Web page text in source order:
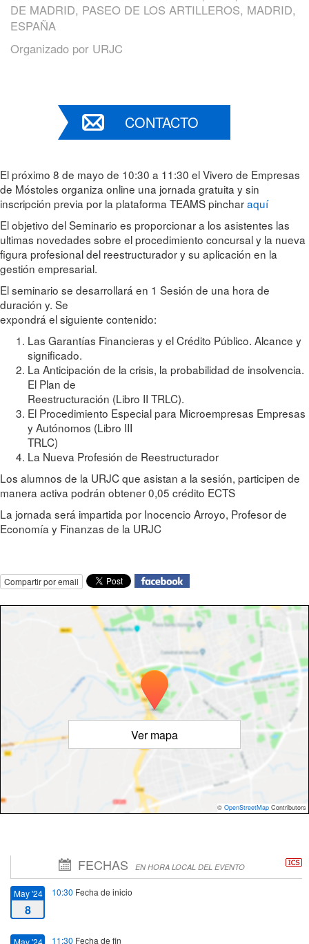
DE MADRID, PASEO DE LOS ARTILLEROS, MADRID,
ESPAÑA
Organizado por URJC
CONTACTO
El próximo 8 de mayo de 10:30 a 11:30 el Vivero de Empresas
de Móstoles organiza online una jornada gratuita y sin
inscripción previa por la plataforma TEAMS pincharaquí
El objetivo del Seminario es proporcionar a los asistentes las
ultimas novedades sobre el procedimiento concursal y la nueva
figura profesional del reestructurador y su aplicación en la
gestión empresarial.
El seminario se desarrollará en 1 Sesión de una hora de
duración y. Se
expondrá el siguiente contenido:
Las Garantías Financieras y el Crédito Público. Alcance y
significado.
La Anticipación de la crisis, la probabilidad de insolvencia.
El Plan de
Reestructuración (Libro II TRLC).
El Procedimiento Especial para Microempresas Empresas
y Autónomos (Libro III
TRLC)
La Nueva Profesión de Reestructurador
Los alumnos de la URJC que asistan a la sesión, participen de
manera activa podrán obtener 0,05 crédito ECTS
La jornada será impartida por Inocencio Arroyo, Profesor de
Economía y Finanzas de la URJC
Compartir por email
Ver mapa
© OpenStreetMap Contributors
FECHAS EN HORA LOCAL DEL EVENTO
May '24
8
10:30 Fecha de inicio
May '24 11:30 Fecha de fin